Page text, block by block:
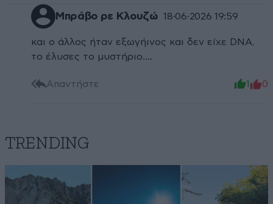
Μπράβο ρε Κλουζώ 18·06·2026 19:59
και ο άλλος ήταν εξωγήινος και δεν είχε DNA,
το έλυσες το μυστήριο....
Απαντήστε 1 0
TRENDING